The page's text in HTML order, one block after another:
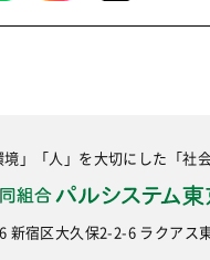
境」「人」を大切にした 「社
新宿区大久保2-2-6 ラクアス